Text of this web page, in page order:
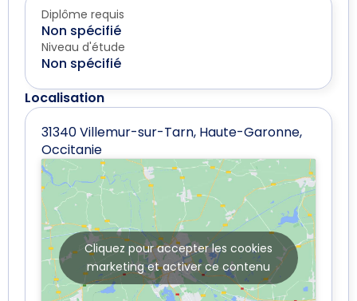
Diplôme requis
Non spécifié
Niveau d'étude
Non spécifié
Localisation
31340 Villemur-sur-Tarn, Haute-Garonne,
Occitanie
Cliquez pour accepter les cookies
marketing et activer ce contenu